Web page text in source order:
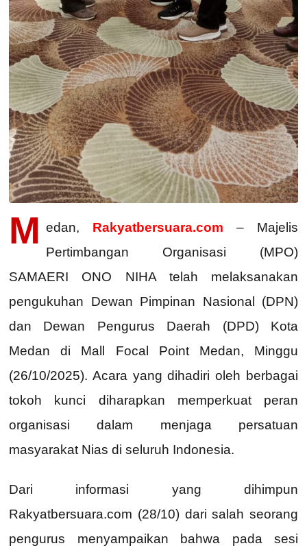
M edan, Rakyatbersuara.com – Majelis
Pertimbangan Organisasi (MPO)
SAMAERI ONO NIHA telah melaksanakan
pengukuhan Dewan Pimpinan Nasional (DPN)
dan Dewan Pengurus Daerah (DPD) Kota
Medan di Mall Focal Point Medan, Minggu
(26/10/2025). Acara yang dihadiri oleh berbagai
tokoh kunci diharapkan memperkuat peran
organisasi dalam menjaga persatuan
masyarakat Nias di seluruh Indonesia.
Dari informasi yang dihimpun
Rakyatbersuara.com (28/10) dari salah seorang
pengurus menyampaikan bahwa pada sesi